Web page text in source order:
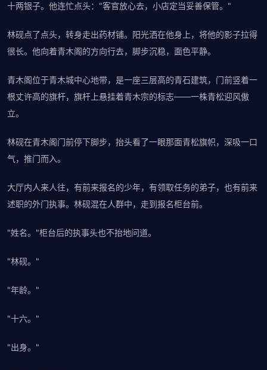
十两银子。他连忙点头："客官放心去，小店定当妥善保管。"
林砚点了点头，转身走出药材铺。阳光洒在他身上，将他的影子拉得
很长。他向着青木阁的方向行去，脚步沉稳，面色平静。
青木阁位于青木城中心地带，是一座三层高的青石建筑，门前竖着一
根丈许高的旗杆，旗杆上悬挂着青木宗的标志——一株青松迎风傲
立。
林砚在青木阁门前停下脚步，抬头看了一眼那面青松旗帜，深吸一口
气，推门而入。
大厅内人来人往，有前来报名的少年，有领取任务的弟子，也有前来
述职的外门执事。林砚混在人群中，走到报名柜台前。
"姓名。"柜台后的执事头也不抬地问道。
"林砚。"
"年龄。"
"十六。"
"出身。"